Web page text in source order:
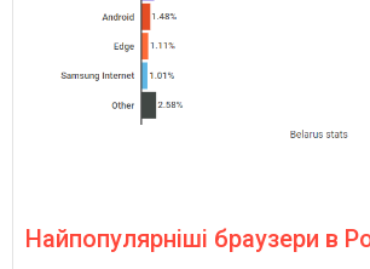
Найпопулярніші браузери в